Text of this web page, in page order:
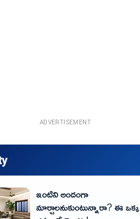
ADVERTISEMENT
ఇంటిని అందంగా
మార్చాలనుకుంటున్నారా? ఈ ఒక్క